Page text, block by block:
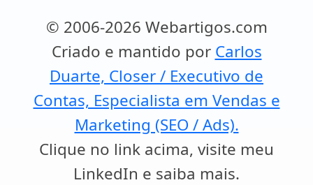
© 2006-2026 Webartigos.com
Criado e mantido por Carlos
Duarte, Closer / Executivo de
Contas, Especialista em Vendas e
Marketing (SEO / Ads).
Clique no link acima, visite meu
LinkedIn e saiba mais.